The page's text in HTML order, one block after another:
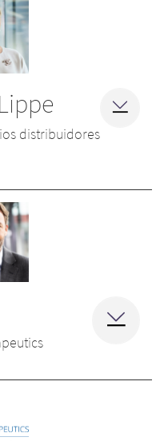
distribuidores